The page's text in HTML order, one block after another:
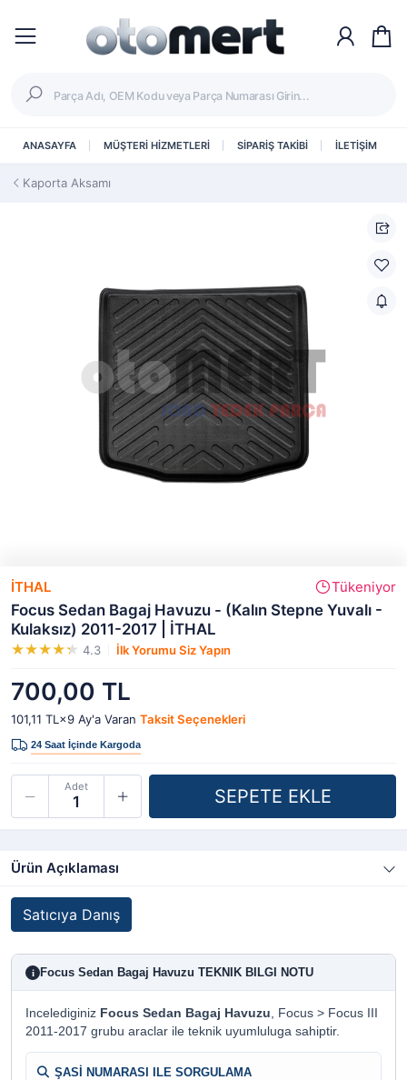
ANASAYFA MÜŞTERİ HİZMETLERİ SİPARİŞ TAKİBİ İLETİŞİM
Kaporta Aksamı
İTHAL Tükeniyor
Focus Sedan Bagaj Havuzu - (Kalın Stepne Yuvalı -
Kulaksız) 2011-2017 | İTHAL
4.3 İlk Yorumu Siz Yapın
700,00 TL
101,11 TL×9 Ay'a Varan Taksit Seçenekleri
Adet
Ürün Açıklaması
Satıcıya Danış
i Focus Sedan Bagaj Havuzu TEKNIK BILGI NOTU
Incelediginiz Focus Sedan Bagaj Havuzu, Focus > Focus III
2011-2017 grubu araclar ile teknik uyumluluga sahiptir.
ŞASİ NUMARASI ILE SORGULAMA